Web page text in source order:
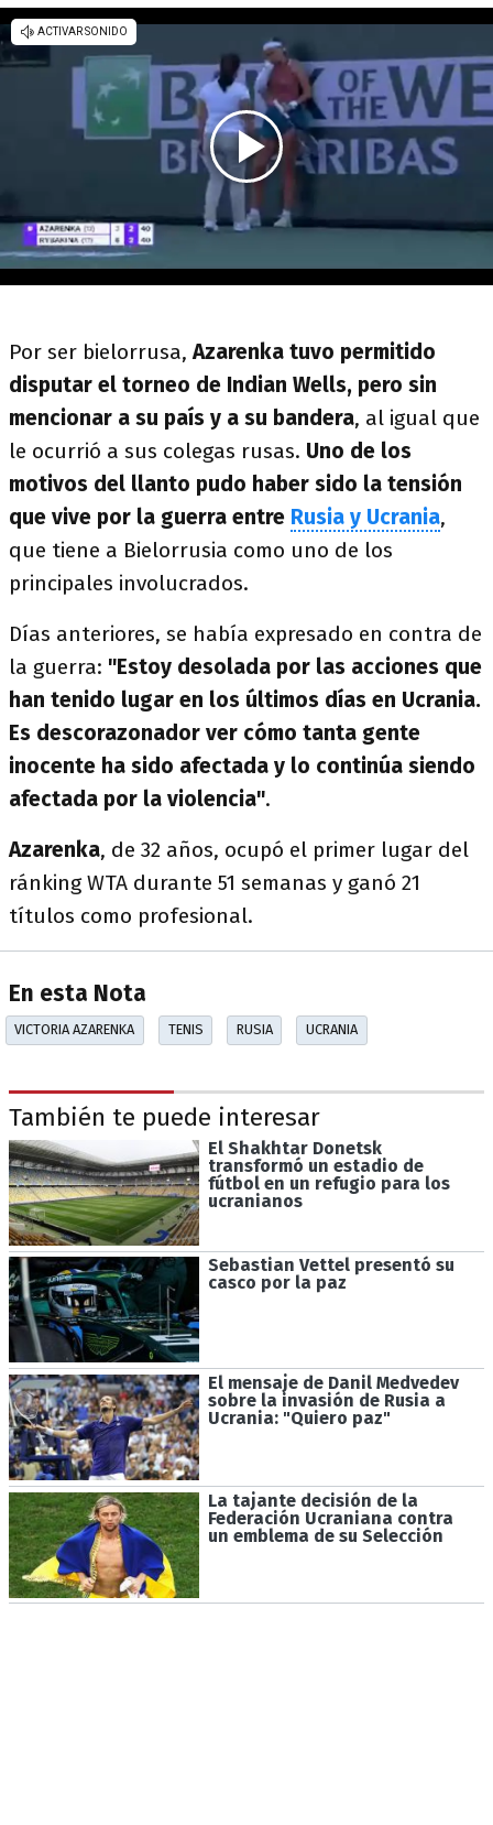
Por ser bielorrusa, Azarenka tuvo permitido
disputar el torneo de Indian Wells, pero sin
mencionar a su país y a su bandera, al igual que
le ocurrió a sus colegas rusas. Uno de los
motivos del llanto pudo haber sido la tensión
que vive por la guerra entre Rusia y Ucrania,
que tiene a Bielorrusia como uno de los
principales involucrados.
Días anteriores, se había expresado en contra de
la guerra: "Estoy desolada por las acciones que
han tenido lugar en los últimos días en Ucrania.
Es descorazonador ver cómo tanta gente
inocente ha sido afectada y lo continúa siendo
afectada por la violencia".
Azarenka, de 32 años, ocupó el primer lugar del
ránking WTA durante 51 semanas y ganó 21
títulos como profesional.
En esta Nota
VICTORIA AZARENKA TENIS RUSIA UCRANIA
También te puede interesar
El Shakhtar Donetsk
transformó un estadio de
fútbol en un refugio para los
ucranianos
Sebastian Vettel presentó su
casco por la paz
El mensaje de Danil Medvedev
sobre la invasión de Rusia a
Ucrania: "Quiero paz"
La tajante decisión de la
Federación Ucraniana contra
un emblema de su Selección